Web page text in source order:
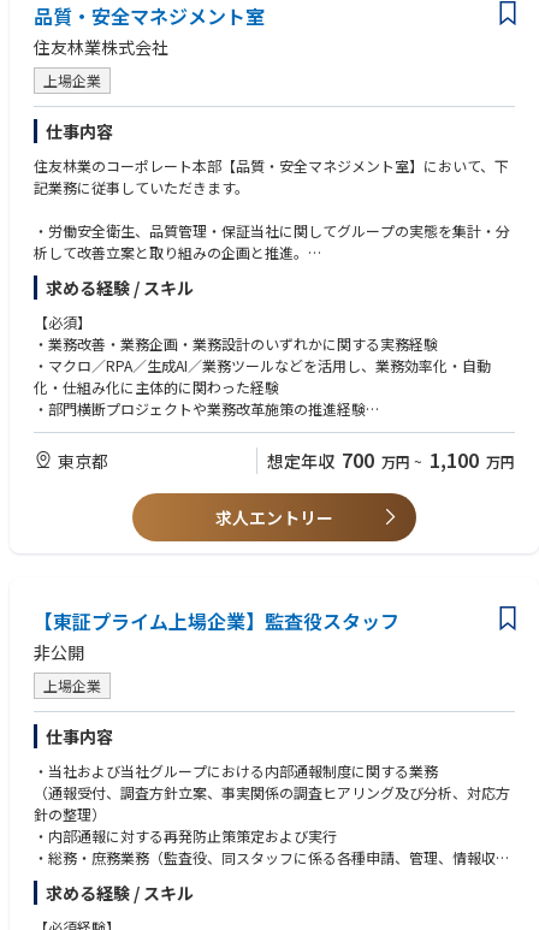
■求める人物像
・経験を活かして新たなスキルを習得したいとお考えの方
・不動産アセットマネジメント会社のDX推進に興味のある方
・新たなAI・IT技術を活用した不動産×TECHサービスに興味のある方
・AI、デジタル技術、ソニーグループの様々な情報技術を活かして、ビジ
ネスや社会の変革に主体者として関わり推進したいとお考えの方
・不動産アセットマネジメント会社での物件取得や期中管理業務だけでな
く、不動産鑑定評価・内部統制・リスク管理などの不動産金融のインフラ
にも興味があり、不動産アセットマネジメントについて総合的に学びたい
品質・安全マネジメント室
住友林業株式会社
上場企業
仕事内容
住友林業のコーポレート本部【品質・安全マネジメント室】において、下
記業務に従事していただきます。
・労働安全衛生、品質管理・保証当社に関してグループの実態を集計・分
析して改善立案と取り組みの企画と推進。
・当社グループのISO9001、ISO45001の内部監査業務。
■当社の特徴
「住友林業グループは、再生可能で人と地球にやさしい自然素材である木
を活かし、住生活に関するあらゆるサービスを通じて、豊かな社会の実現
に貢献」する旨の経営理念の下、「公正、信用を重視し、社会を利する事
業を進める」ことを行動指針の一つとし、経営の透明性確保、業務の適正
た、これらの取り組みを通じて、コーポレートガバナンスの充実および強
化を図ることで、継続的に企業価値を拡大し、当社グループを取り巻く多
様なステークホルダーの期待に応える経営を行っています。
【キャリアパス】
に本ポジション以外の幅広いフィールドに挑戦いただく事も可能です。
【配属部門】
コーポレート本部 品質・安全マネジメント室
求める経験 / スキル
【必須】
・業務改善・業務企画・業務設計のいずれかに関する実務経験
・マクロ／RPA／生成AI／業務ツールなどを活用し、業務効率化・自動
化・仕組み化に主体的に関わった経験
・部門横断プロジェクトや業務改革施策の推進経験
【求める人物像】（いずれかで可）
・建設業・製造業の現場理解がある方
・集計・分析などの事務処理能力が高い方
・社内企画を主体的に推進できる方
・製造業界に従事していた方
東京都 想定年収 700 万円 ~ 1,100 万円
求人エントリー
【東証プライム上場企業】監査役スタッフ
非公開
上場企業
仕事内容
・当社および当社グループにおける内部通報制度に関する業務
（通報受付、調査方針立案、事実関係の調査ヒアリング及び分析、対応方
針の整理）
・内部通報に対する再発防止策策定および実行
・総務・庶務業務（監査役、同スタッフに係る各種申請、管理、情報収
集、他部署からの依頼作業等）
求める経験 / スキル